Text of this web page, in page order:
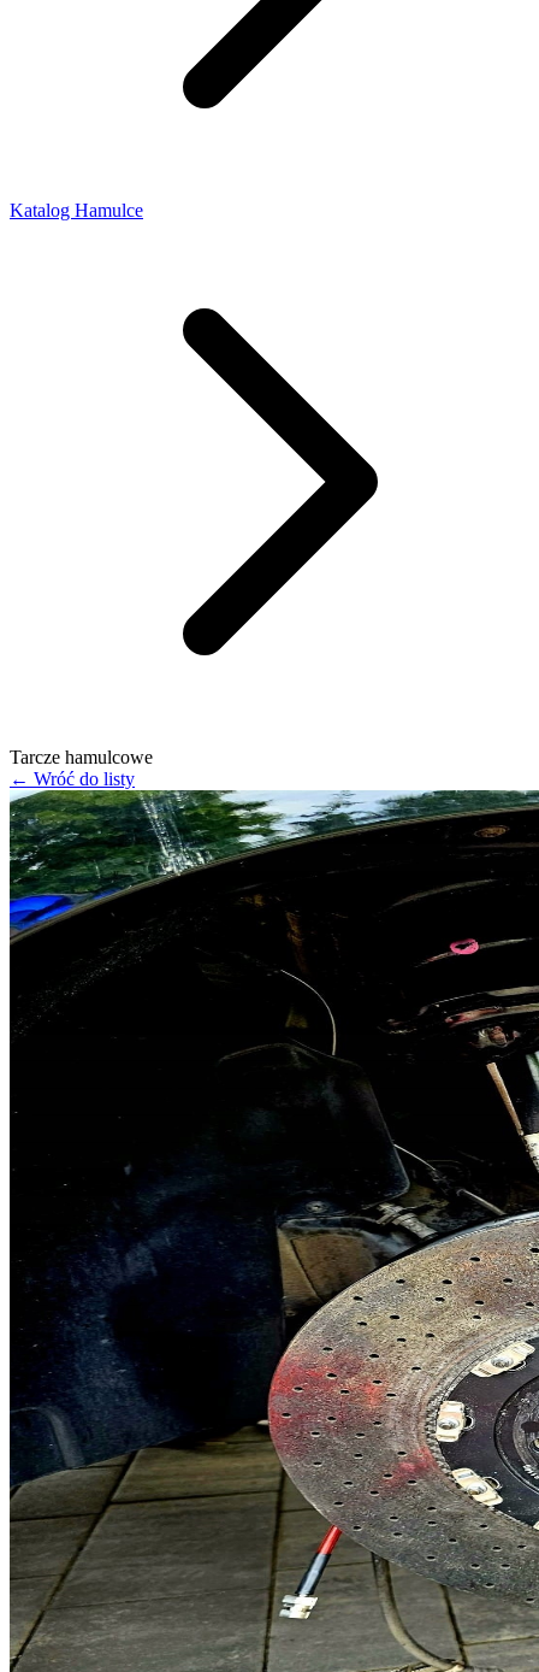
Katalog Hamulce
Tarcze hamulcowe
← Wróć do listy